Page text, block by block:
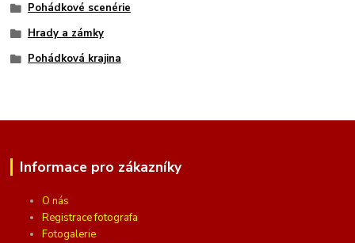
Pohádkové scenérie
Hrady a zámky
Pohádková krajina
Informace pro zákazníky
O nás
Registrace fotografa
Fotogalerie